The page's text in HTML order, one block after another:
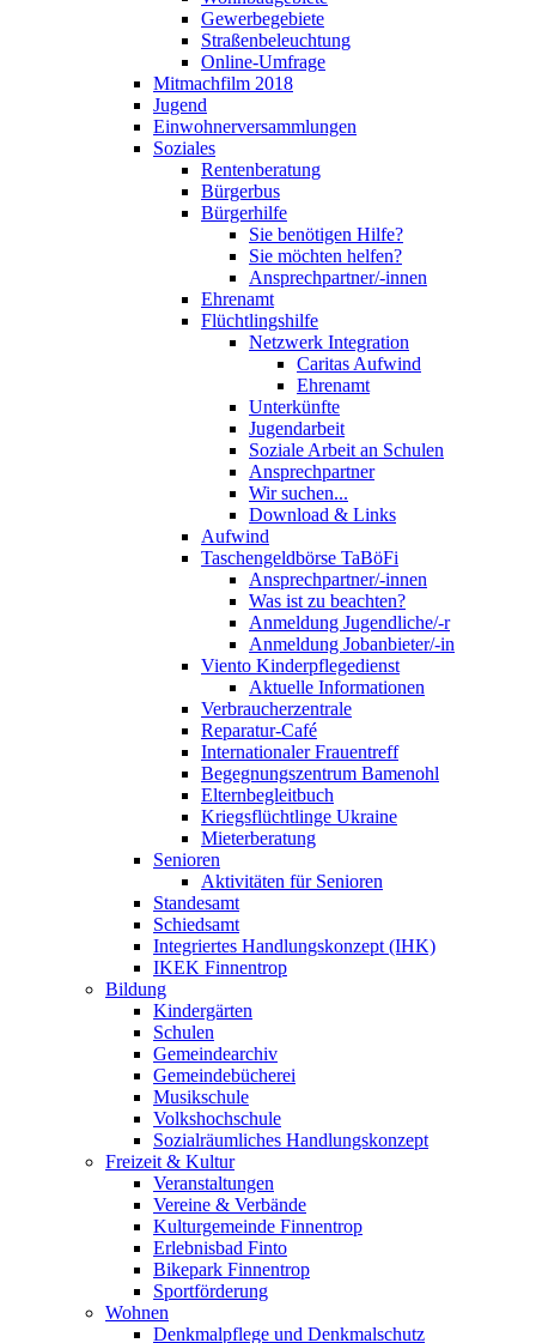
Gewerbegebiete
Straßenbeleuchtung
Online-Umfrage
Mitmachfilm 2018
Jugend
Einwohnerversammlungen
Soziales
Rentenberatung
Bürgerbus
Bürgerhilfe
Sie benötigen Hilfe?
Sie möchten helfen?
Ansprechpartner/-innen
Ehrenamt
Flüchtlingshilfe
Netzwerk Integration
Caritas Aufwind
Ehrenamt
Unterkünfte
Jugendarbeit
Soziale Arbeit an Schulen
Ansprechpartner
Wir suchen...
Download & Links
Aufwind
Taschengeldbörse TaBöFi
Ansprechpartner/-innen
Was ist zu beachten?
Anmeldung Jugendliche/-r
Anmeldung Jobanbieter/-in
Viento Kinderpflegedienst
Aktuelle Informationen
Verbraucherzentrale
Reparatur-Café
Internationaler Frauentreff
Begegnungszentrum Bamenohl
Elternbegleitbuch
Kriegsflüchtlinge Ukraine
Mieterberatung
Senioren
Aktivitäten für Senioren
Standesamt
Schiedsamt
Integriertes Handlungskonzept (IHK)
IKEK Finnentrop
Bildung
Kindergärten
Schulen
Gemeindearchiv
Gemeindebücherei
Musikschule
Volkshochschule
Sozialräumliches Handlungskonzept
Freizeit & Kultur
Veranstaltungen
Vereine & Verbände
Kulturgemeinde Finnentrop
Erlebnisbad Finto
Bikepark Finnentrop
Sportförderung
Wohnen
Denkmalpflege und Denkmalschutz